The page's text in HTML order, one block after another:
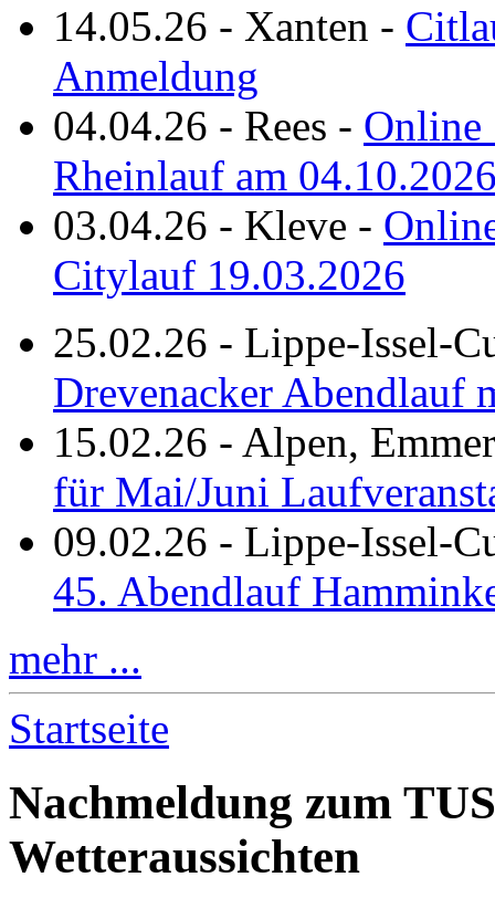
14.05.26 - Xanten -
Anmeldung
04.04.26 - Rees - Online
Rheinlauf am
03.04.26 - Kleve -
Citylauf 19.03.2026
25.02.26 - Lippe-Issel-
Drevenacker Abendlauf
15.02.26 - Alpen,
für Mai/Juni
09.02.26 - Lippe-Issel-
45. Abendlauf
mehr ...
Startseite
Nachmeldung zum
Wetteraussichten